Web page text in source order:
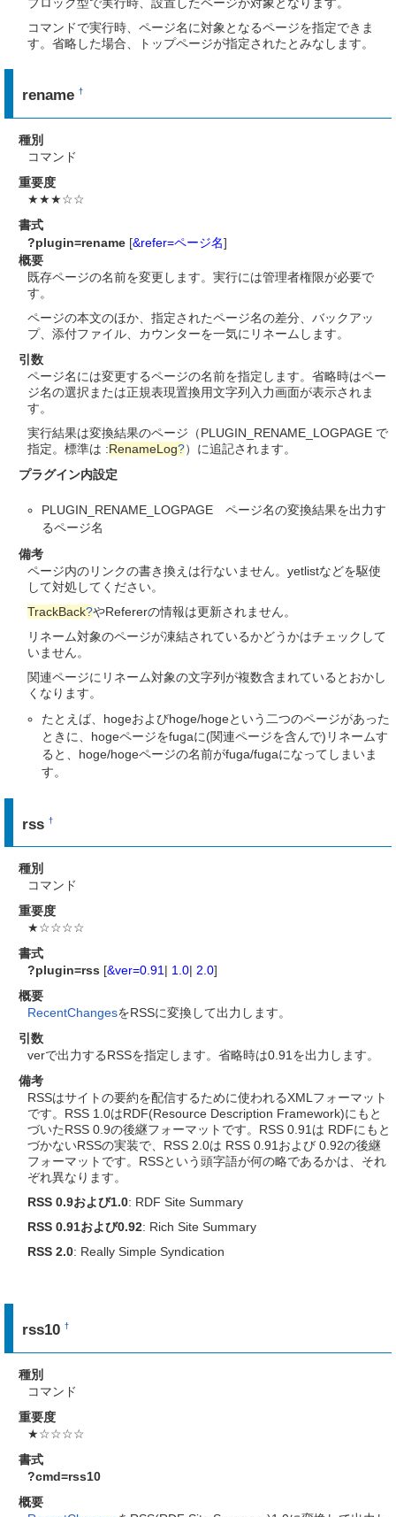
コマンドで実行時、ページ名に対象となるページを指定できま
す。省略した場合、トップページが指定されたとみなします。
rename†
種別
コマンド
重要度
★★★☆☆
書式
?plugin=rename [&refer=ページ名]
概要
既存ページの名前を変更します。実行には管理者権限が必要で
す。
ページの本文のほか、指定されたページ名の差分、バックアッ
プ、添付ファイル、カウンターを一気にリネームします。
引数
ページ名には変更するページの名前を指定します。省略時はペー
ジ名の選択または正規表現置換用文字列入力画面が表示されま
す。
実行結果は変換結果のページ（PLUGIN_RENAME_LOGPAGE で
指定。標準は :RenameLog?）に追記されます。
プラグイン内設定
PLUGIN_RENAME_LOGPAGE ページ名の変換結果を出力す
るページ名
備考
ページ内のリンクの書き換えは行ないません。yetlistなどを駆使
して対処してください。
TrackBack?やRefererの情報は更新されません。
リネーム対象のページが凍結されているかどうかはチェックして
いません。
関連ページにリネーム対象の文字列が複数含まれているとおかし
くなります。
たとえば、hogeおよびhoge/hogeという二つのページがあった
ときに、hogeページをfugaに(関連ページを含んで)リネームす
ると、hoge/hogeページの名前がfuga/fugaになってしまいま
す。
rss†
種別
コマンド
重要度
★☆☆☆☆
書式
?plugin=rss [&ver=0.91| 1.0| 2.0]
概要
RecentChangesをRSSに変換して出力します。
引数
verで出力するRSSを指定します。省略時は0.91を出力します。
備考
RSSはサイトの要約を配信するために使われるXMLフォーマット
です。RSS 1.0はRDF(Resource Description Framework)にもと
づいたRSS 0.9の後継フォーマットです。RSS 0.91は RDFにもと
づかないRSSの実装で、RSS 2.0は RSS 0.91および 0.92の後継
フォーマットです。RSSという頭字語が何の略であるかは、それ
ぞれ異なります。
RSS 0.9および1.0: RDF Site Summary
RSS 0.91および0.92: Rich Site Summary
RSS 2.0: Really Simple Syndication
rss10†
種別
コマンド
重要度
★☆☆☆☆
書式
?cmd=rss10
概要